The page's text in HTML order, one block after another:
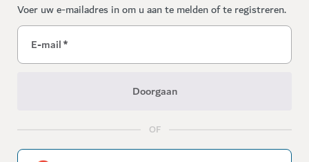
Voer uw e-mailadres in om u aan te melden of te registreren.
E-mail*
Doorgaan
OF